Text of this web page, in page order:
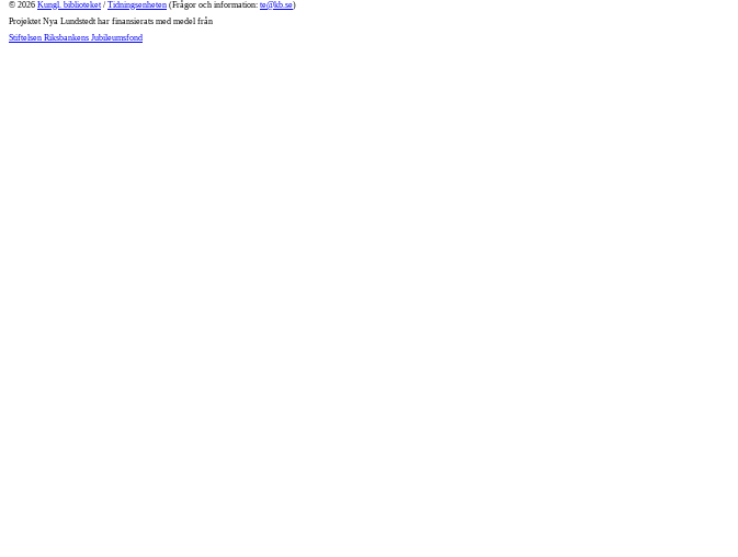
© 2026 Kungl. biblioteket / Tidningsenheten (Frågor och information: te@kb.se)
Projektet Nya Lundstedt har finansierats med medel från
Stiftelsen Riksbankens Jubileumsfond